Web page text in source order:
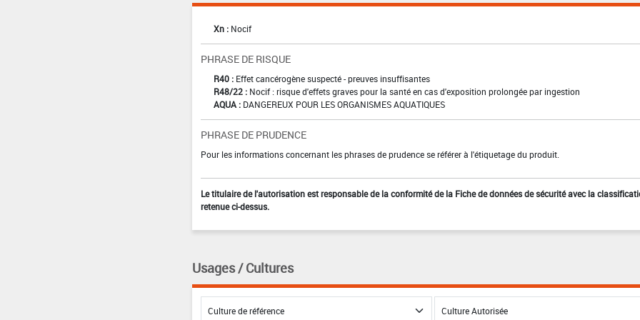
Xn : Nocif
PHRASE DE RISQUE
R40 : Effet cancérogène suspecté - preuves insuffisantes
R48/22 : Nocif : risque d'effets graves pour la santé en cas d'exposition prolongée par ingestion
AQUA : DANGEREUX POUR LES ORGANISMES AQUATIQUES
PHRASE DE PRUDENCE
Pour les informations concernant les phrases de prudence se référer à l'étiquetage du produit.
Le titulaire de l'autorisation est responsable de la conformité de la Fiche de données de sécurité avec la
retenue ci-dessus.
Usages / Cultures